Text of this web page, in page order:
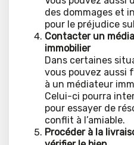
des dommages et
pour le préjudice
Contacter un
immobilier
Dans certaines
vous pouvez aussi
à un médiateur
Celui-ci pourra
pour essayer de
conflit à l’amiable.
Procéder à la